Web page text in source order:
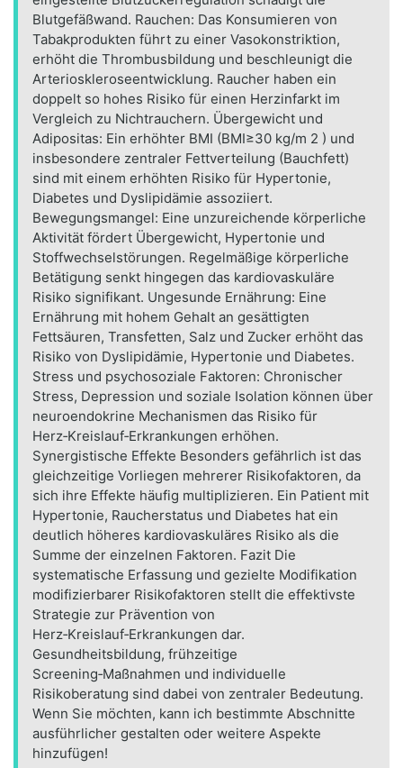
Blutgefäßwand. Rauchen: Das Konsumieren von
Tabakprodukten führt zu einer Vasokonstriktion,
erhöht die Thrombusbildung und beschleunigt die
Arterioskleroseentwicklung. Raucher haben ein
doppelt so hohes Risiko für einen Herzinfarkt im
Vergleich zu Nichtrauchern. Übergewicht und
Adipositas: Ein erhöhter BMI (BMI≥30 kg/m 2 ) und
insbesondere zentraler Fettverteilung (Bauchfett)
sind mit einem erhöhten Risiko für Hypertonie,
Diabetes und Dyslipidämie assoziiert.
Bewegungsmangel: Eine unzureichende körperliche
Aktivität fördert Übergewicht, Hypertonie und
Stoffwechselstörungen. Regelmäßige körperliche
Betätigung senkt hingegen das kardiovaskuläre
Risiko signifikant. Ungesunde Ernährung: Eine
Ernährung mit hohem Gehalt an gesättigten
Fettsäuren, Transfetten, Salz und Zucker erhöht das
Risiko von Dyslipidämie, Hypertonie und Diabetes.
Stress und psychosoziale Faktoren: Chronischer
Stress, Depression und soziale Isolation können über
neuroendokrine Mechanismen das Risiko für
Herz‑Kreislauf‑Erkrankungen erhöhen.
Synergistische Effekte Besonders gefährlich ist das
gleichzeitige Vorliegen mehrerer Risikofaktoren, da
sich ihre Effekte häufig multiplizieren. Ein Patient mit
Hypertonie, Raucherstatus und Diabetes hat ein
deutlich höheres kardiovaskuläres Risiko als die
Summe der einzelnen Faktoren. Fazit Die
systematische Erfassung und gezielte Modifikation
modifizierbarer Risikofaktoren stellt die effektivste
Strategie zur Prävention von
Herz‑Kreislauf‑Erkrankungen dar.
Gesundheitsbildung, frühzeitige
Screening‑Maßnahmen und individuelle
Risikoberatung sind dabei von zentraler Bedeutung.
Wenn Sie möchten, kann ich bestimmte Abschnitte
ausführlicher gestalten oder weitere Aspekte
hinzufügen!